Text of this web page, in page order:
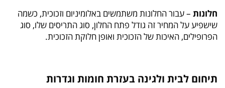
חלונות – עבור החלונות משתמשים באלומיניום וזכוכית, כשמה
שישפיע על המחיר זה גודל פתח החלון, סוג התריסים שלו, סוג
הפרופילים, האיכות של הזכוכית ואופן חלוקת הזכוכית.
תיחום לבית ולגינה בעזרת חומות וגדרות